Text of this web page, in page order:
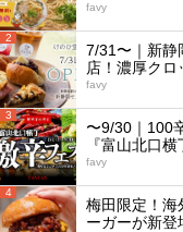
favy
2
7/31〜｜新静
店！濃厚クロ
favy
3
〜9/30｜100
『富山北口
favy
4
梅田限定！海
ーガーが新登